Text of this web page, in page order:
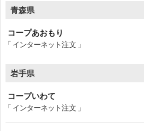
青森県
コープあおもり
「 インターネット注文 」
岩手県
コープいわて
「 インターネット注文 」